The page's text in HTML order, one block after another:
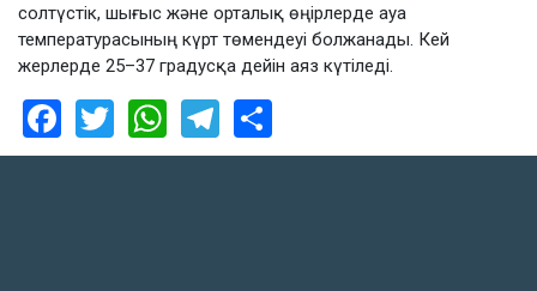
солтүстік, шығыс және орталық өңірлерде ауа
температурасының күрт төмендеуі болжанады. Кей
жерлерде 25–37 градусқа дейін аяз күтіледі.
Facebook
TwitterWhatsApp
Telegram